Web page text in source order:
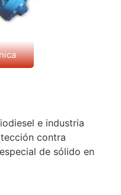
e industria
contra
de sólido en